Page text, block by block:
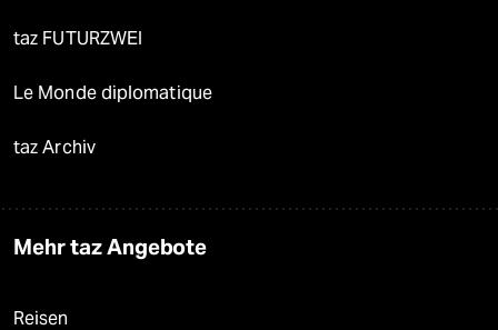
taz FUTURZWEI
Le Monde diplomatique
taz Archiv
Mehr taz Angebote
Reisen